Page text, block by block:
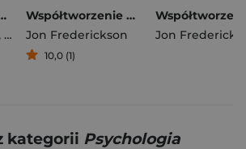
służy oraz dlaczego i jak go nauczamy
, Cierpiałkowska Lidia
Współtworzenie bezpieczeństwa Leczenie pacjenta z kruchą strukturą charakteru
Jon Frederickson
10,0 (1)
Jon
kategorii Psychologia